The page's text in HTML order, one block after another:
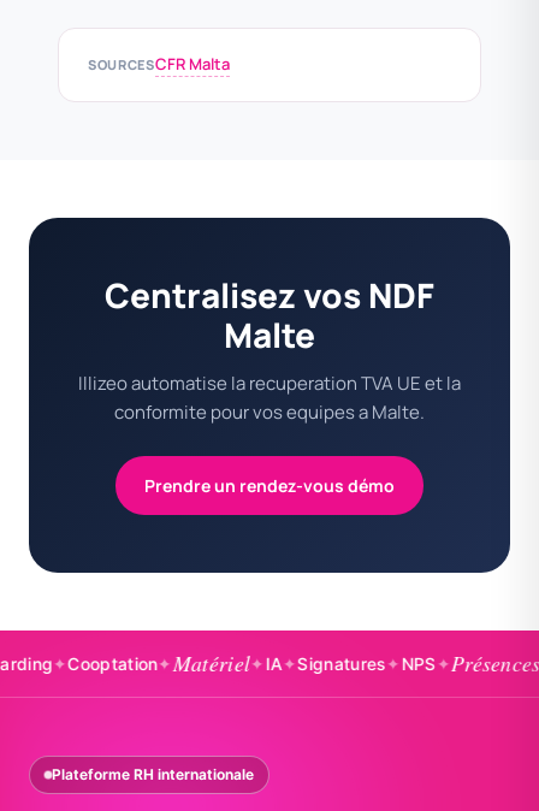
SOURCESCFR Malta
Centralisez vos NDF
Malte
Illizeo automatise la recuperation TVA UE et la
conformite pour vos equipes a Malte.
Prendre un rendez-vous démo
✦Cooptation✦Matériel✦IA✦Signatures✦NPS✦Présences✦
Plateforme RH internationale